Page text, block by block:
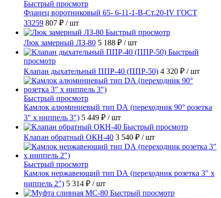
Быстрый просмотр
Фланец воротниковый 65- 6-11-1-B-Ст.20-IV ГОСТ
33259 807 ₽ / шт
Быстрый просмотр
Люк замерный ЛЗ-80 5 188 ₽ / шт
Быстрый
просмотр
Клапан дыхательный ППР-40 (ППР-50) 4 320 ₽ / шт
Быстрый просмотр
Камлок алюминиевый тип DА (переходник 90° розетка
3" х ниппель 3") 5 449 ₽ / шт
Быстрый просмотр
Клапан обратный ОКН-40 3 540 ₽ / шт
Быстрый просмотр
Камлок нержавеющий тип DА (переходник розетка 3" х
ниппель 2") 5 314 ₽ / шт
Быстрый просмотр